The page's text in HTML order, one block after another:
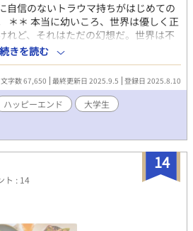
信のないトラウマ持ちがはじめての
＊＊ 本当に幼いころ、世界は優しく正
れど、それはただの幻想だ。世界は不
い。 それなのに、世界の中心で笑って
まった……というような話です。 大学
くんがアパートのお隣さんになったこ
も楽しんでいただければ嬉しいです。
続きを読む
文字数 67,650 最終更新日 2025.9.5 登録日 2025.8.10
ハッピーエンド
大学生
14
ト : 14